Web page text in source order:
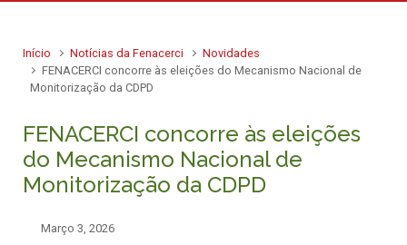
Início Notícias da Fenacerci
Novidades
FENACERCI concorre às eleições do Mecanismo Nacional de
Monitorização da CDPD
FENACERCI concorre às eleições
do Mecanismo Nacional de
Monitorização da CDPD
Março 3, 2026